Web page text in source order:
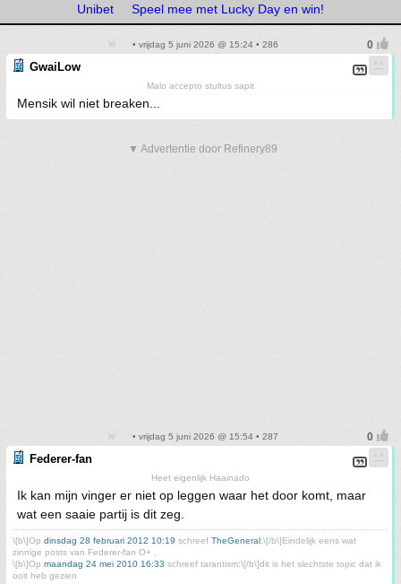
Unibet Speel mee met Lucky Day en win!
• vrijdag 5 juni 2026 @ 15:24 • 286
GwaiLow
Malo accepto stultus sapit
Mensik wil niet breaken...
▼ Advertentie door Refinery89
• vrijdag 5 juni 2026 @ 15:54 • 287
Federer-fan
Heet eigenlijk Haainado
Ik kan mijn vinger er niet op leggen waar het door komt, maar
wat een saaie partij is dit zeg.
\[b\]Op dinsdag 28 februari 2012 10:19 schreef TheGeneral:\[/b\]Eindelijk eens wat
zinnige posts van Federer-fan O+ .
\[b\]Op maandag 24 mei 2010 16:33 schreef tarantism:\[/b\]dit is het slechtste topic dat ik
ooit heb gezien